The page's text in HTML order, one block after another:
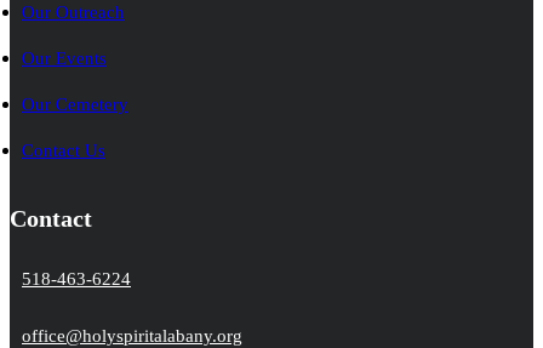
Our Outreach
Our Events
Our Cemetery
Contact Us
Contact
518-463-6224
office@holyspiritalabany.org